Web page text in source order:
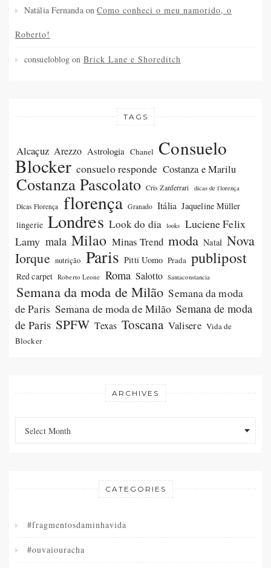
Natália FernandaonComo conheci o meu namorido, o
Roberto!
consueloblog on Brick Lane e Shoreditch
TAGS
Alcaçuz Arezzo Astrologia Chanel Consuelo
Blocker consuelo responde Costanza e Marilu
Costanza Pascolato Cris Zanferrari dicas de florença
Dicas Florença florença Granado Itália Jaqueline Müller
lingerie Londres Look do dia looks
Luciene Felix
Lamy mala Milao Minas Trend moda Natal Nova
Iorque nutrição Paris Pitti Uomo Prada publipost
Red carpet Roberto Leone Roma Salotto Santaconstancia
Semana da moda de Milão Semana da moda
de Paris Semana de moda de Milão Semana de moda
de Paris SPFW Texas Toscana Valisere Vida de
Blocker
ARCHIVES
Select Month
CATEGORIES
#fragmentosdaminhavida
#ouvaiouracha